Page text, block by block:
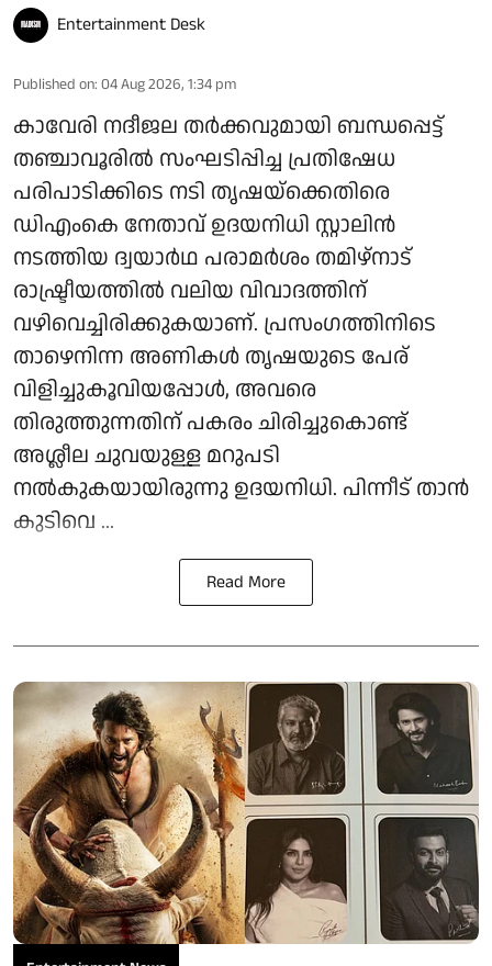
Entertainment Desk
Published on: 04 Aug 2026, 1:34 pm
കാവേരി നദീജല തർക്കവുമായി ബന്ധപ്പെട്ട്
തഞ്ചാവൂരിൽ സംഘടിപ്പിച്ച പ്രതിഷേധ
പരിപാടിക്കിടെ നടി തൃഷയ്‌ക്കെതിരെ
ഡിഎംകെ നേതാവ് ഉദയനിധി സ്റ്റാലിൻ
നടത്തിയ ദ്വയാർഥ പരാമർശം തമിഴ്‌നാട്
രാഷ്ട്രീയത്തിൽ വലിയ വിവാദത്തിന്
വഴിവെച്ചിരിക്കുകയാണ്. പ്രസംഗത്തിനിടെ
താഴെനിന്ന അണികൾ തൃഷയുടെ പേര്
വിളിച്ചുകൂവിയപ്പോൾ, അവരെ
തിരുത്തുന്നതിന് പകരം ചിരിച്ചുകൊണ്ട്
അശ്ലീല ചുവയുള്ള മറുപടി
നൽകുകയായിരുന്നു ഉദയനിധി. പിന്നീട് താൻ
കുടിവെ ...
Read More